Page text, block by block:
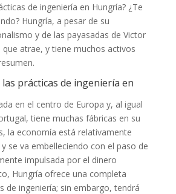
de ingeniería en Hungría? ¿Te
Hungría, a pesar de su
y de las payasadas de Victor
que atrae, y tiene muchos activos
prácticas de ingeniería en
en el centro de Europa y, al igual
tiene muchas fábricas en su
la economía está relativamente
se va embelleciendo con el paso de
impulsada por el dinero
Hungría ofrece una completa
de ingeniería; sin embargo, tendrá